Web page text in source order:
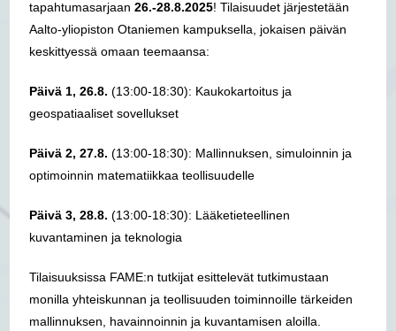
tapahtumasarjaan26.-28.8.2025! Tilaisuudet järjestetään
Aalto-yliopiston Otaniemen kampuksella, jokaisen päivän
keskittyessä omaan teemaansa:
Päivä 1, 26.8.(13:00-18:30): Kaukokartoitus ja
geospatiaaliset sovellukset
Päivä 2, 27.8.(13:00-18:30): Mallinnuksen, simuloinnin ja
optimoinnin matematiikkaa teollisuudelle
Päivä 3, 28.8.(13:00-18:30): Lääketieteellinen
kuvantaminen ja teknologia
Tilaisuuksissa FAME:n tutkijat esittelevät tutkimustaan
monilla yhteiskunnan ja teollisuuden toiminnoille tärkeiden
mallinnuksen, havainnoinnin ja kuvantamisen aloilla.